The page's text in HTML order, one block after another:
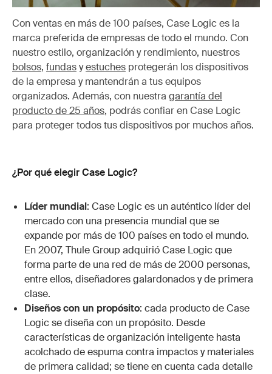
Con ventas en más de 100 países, Case Logic es la
marca preferida de empresas de todo el mundo. Con
nuestro estilo, organización y rendimiento, nuestros
bolsos, fundasyestuches protegerán los dispositivos
de la empresa y mantendrán a tus equipos
organizados. Además, con nuestra garantía del
producto de 25 años, podrás confiar en Case Logic
para proteger todos tus dispositivos por muchos años.
¿Por qué elegir Case Logic?
Líder mundial: Case Logic es un auténtico líder del
mercado con una presencia mundial que se
expande por más de 100 países en todo el mundo.
En 2007, Thule Group adquirió Case Logic que
forma parte de una red de más de 2000 personas,
entre ellos, diseñadores galardonados y de primera
clase.
Diseños con un propósito: cada producto de Case
Logic se diseña con un propósito. Desde
características de organización inteligente hasta
acolchado de espuma contra impactos y materiales
de primera calidad; se tiene en cuenta cada detalle